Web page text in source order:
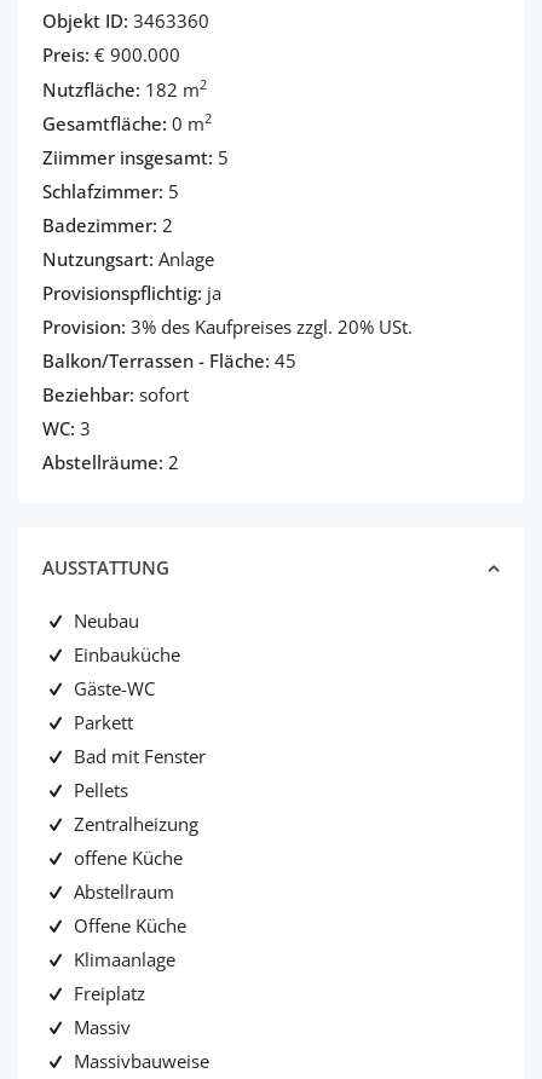
Objekt ID: 3463360
Preis: € 900.000
Nutzfläche: 182 m2
Gesamtfläche: 0 m2
Ziimmer insgesamt: 5
Schlafzimmer: 5
Badezimmer: 2
Nutzungsart: Anlage
Provisionspflichtig: ja
Provision: 3% des Kaufpreises zzgl. 20% USt.
Balkon/Terrassen - Fläche: 45
Beziehbar: sofort
WC: 3
Abstellräume: 2
AUSSTATTUNG
Neubau
Einbauküche
Gäste-WC
Parkett
Bad mit Fenster
Pellets
Zentralheizung
offene Küche
Abstellraum
Offene Küche
Klimaanlage
Freiplatz
Massiv
Massivbauweise